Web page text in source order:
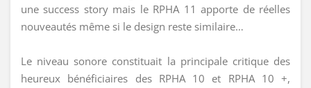
une success story mais le RPHA 11 apporte de réelles
nouveautés même si le design reste similaire…
Le niveau sonore constituait la principale critique des
heureux bénéficiaires des RPHA 10 et RPHA 10 +,